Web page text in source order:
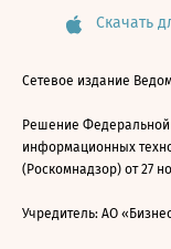
Скачать
Сетевое издание
Решение
информационных
(Роскомнадзор) от 27
Учредитель: АО